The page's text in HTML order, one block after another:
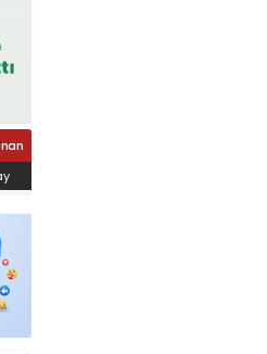
Kaptan Mahallesi Akkavaklar
4 İzmit-KOCAELİ